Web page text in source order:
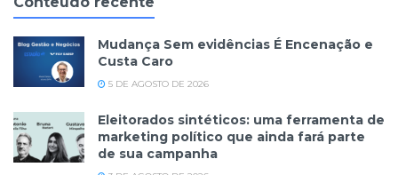
Mudança Sem evidências É Encenação e
Custa Caro
5 DE AGOSTO DE 2026
Eleitorados sintéticos: uma ferramenta de
marketing político que ainda fará parte
de sua campanha